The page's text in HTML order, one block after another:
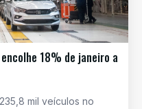
18% de janeiro a
mil veículos no